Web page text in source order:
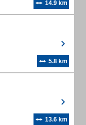
14.9 km
5.8 km
13.6 km